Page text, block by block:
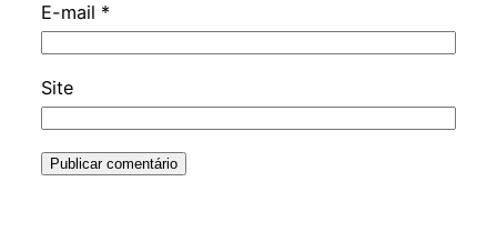
E-mail *
Site